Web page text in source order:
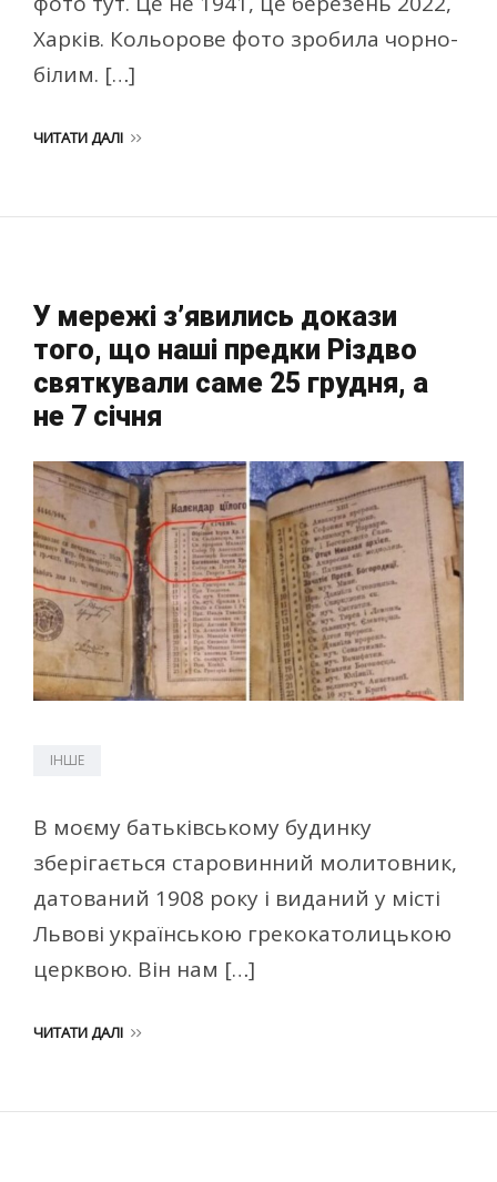
Харків. Кольорове фото зробила чорно-
білим. […]
ЧИТАТИ ДАЛІ
У мережі з’явились докази
того, що наші предки Різдво
святкували саме 25 грудня, а
не 7 січня
ІНШЕ
В моєму батьківському будинку
зберігається старовинний молитовник,
датований 1908 року і виданий у місті
Львові українською грекокатолицькою
церквою. Він нам […]
ЧИТАТИ ДАЛІ